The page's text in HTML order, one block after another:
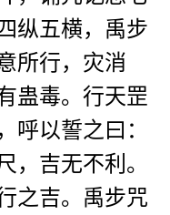
纵五横，禹步
所行，灾消
蛊毒。行天罡
呼以誓之曰：
，吉无不利。
之吉。禹步咒